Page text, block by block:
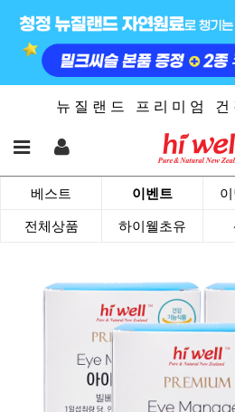
뉴 질 랜 드 프 리 미 엄 건
베스트 이벤트
전체상품 하이웰초유